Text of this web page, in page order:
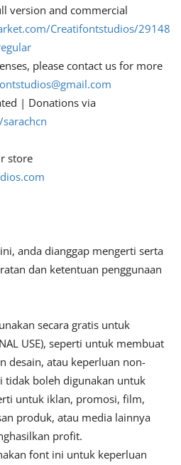
version and commercial
Creatifontstudios/29148
please contact us for more
| Donations via
store
anda dianggap mengerti serta
dan ketentuan penggunaan
secara gratis untuk
USE), seperti untuk membuat
desain, atau keperluan non-
tidak boleh digunakan untuk
untuk iklan, promosi, film,
produk, atau media lainnya
profit.
font ini untuk keperluan